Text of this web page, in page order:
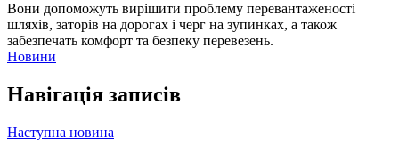
Вони допоможуть вирішити проблему перевантаженості
шляхів, заторів на дорогах і черг на зупинках, а також
забезпечать комфорт та безпеку перевезень.
Новини
Навігація записів
Наступна новина